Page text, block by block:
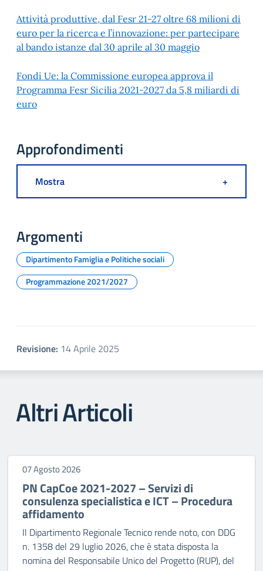
Attività produttive, dal Fesr 21-27 oltre 68 milioni di
euro per la ricerca e l’innovazione: per partecipare
al bando istanze dal 30 aprile al 30 maggio
Fondi Ue: la Commissione europea approva il
Programma Fesr Sicilia 2021-2027 da 5,8 miliardi di
euro
Approfondimenti
Mostra +
Argomenti
Dipartimento Famiglia e Politiche sociali
Programmazione 2021/2027
Revisione: 14 Aprile 2025
Altri Articoli
07 Agosto 2026
PN CapCoe 2021-2027 – Servizi di
consulenza specialistica e ICT – Procedura
affidamento
Il Dipartimento Regionale Tecnico rende noto, con DDG
n. 1358 del 29 luglio 2026, che è stata disposta la
nomina del Responsabile Unico del Progetto (RUP), del